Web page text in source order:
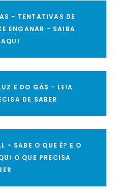
- TENTATIVAS DE
ENGANAR - SAIBA
E DO GÁS - LEIA
DE SABER
- SABE O QUE É? E O
O QUE PRECISA